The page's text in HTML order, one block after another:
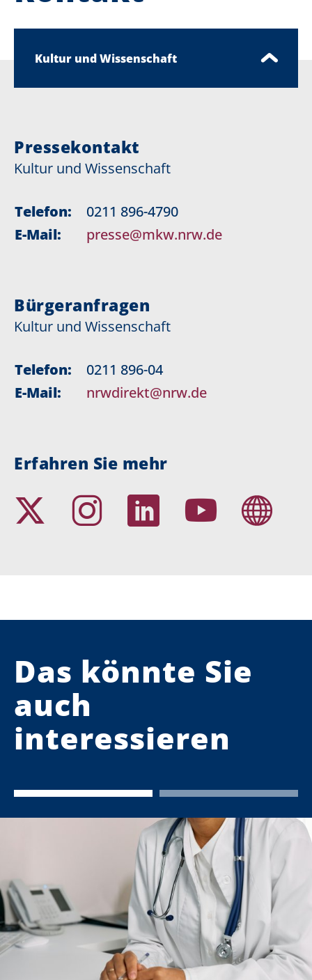
Kultur und Wissenschaft
Pressekontakt
Kultur und Wissenschaft
Telefon:
0211 896-4790
E-Mail:
presse@mkw.nrw.de
Bürgeranfragen
Kultur und Wissenschaft
Telefon:
0211 896-04
E-Mail:
nrwdirekt@nrw.de
Erfahren Sie mehr
Das könnte Sie
auch
interessieren